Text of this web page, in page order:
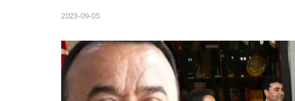
2023-09-05